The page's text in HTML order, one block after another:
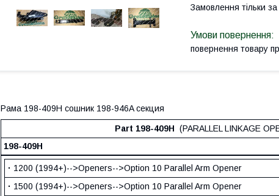
Замовлення тільки
повернення товару
Рама 198-409H сошник 198-946A секция
Part 198-409H (PARALLEL LINKAGE
198-409Н
· 1200 (1994+)-->Openers-->Option 10 Parallel Arm Opener
· 1500 (1994+)-->Openers-->Option 10 Parallel Arm Opener